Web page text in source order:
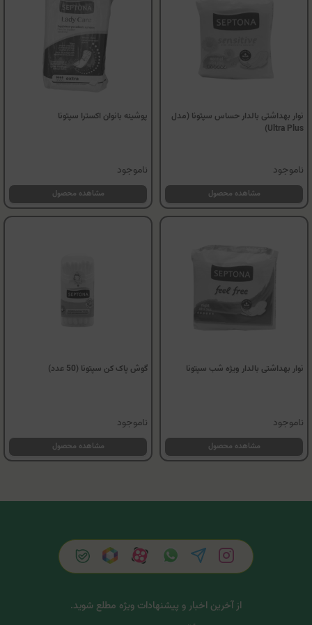
نوار بهداشتی بالدار حساس سپتونا (مدل
Ultra Plus)
ناموجود
مشاهده محصول
پوشینه بانوان اکسترا سپتونا
ناموجود
مشاهده محصول
نوار بهداشتی بالدار ویژه شب سپتونا
ناموجود
مشاهده محصول
گوش پاک کن سپتونا (50 عدد)
ناموجود
مشاهده محصول
از آخرین اخبار و پیشنهادات ویژه مطلع شوید.